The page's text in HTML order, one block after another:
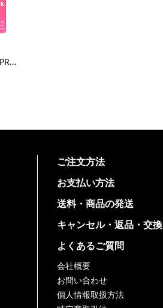
SUMMER PACK PREMIUM size6 - Apparel M
ご注文方法
お支払い方法
送料・商品の発送
キャンセル・返品・交換
よくあるご質問
会社概要
お問い合わせ
個人情報取扱方法